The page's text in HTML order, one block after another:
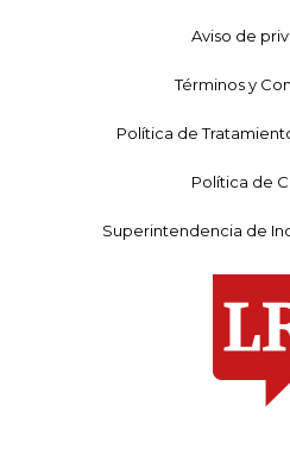
Aviso de
Términos y
Política de
Política de
Superintendencia de